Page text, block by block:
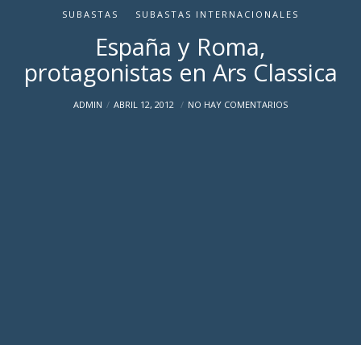
SUBASTAS SUBASTAS INTERNACIONALES
España y Roma,
protagonistas en Ars Classica
ADMIN ABRIL 12, 2012 NO HAY COMENTARIOS